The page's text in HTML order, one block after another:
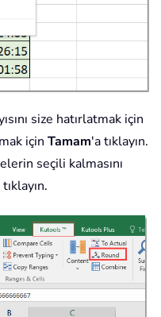
size hatırlatmak için
için Tamam'a tıklayın.
seçili kalmasını